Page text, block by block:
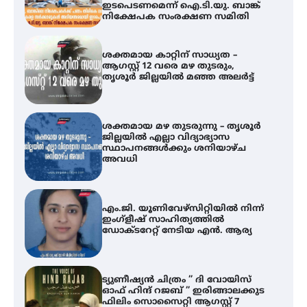
ശക്തമായ മഴ തുടരുന്നു – തൃശൂർ
ജില്ലയിൽ എല്ലാ വിദ്യാഭ്യാസ
സ്ഥാപനങ്ങൾക്കും ശനിയാഴ്ച
അവധി
എം.ജി. യൂണിവേഴ്‌സിറ്റിയിൽ നിന്ന്
ഇംഗ്ളീഷ് സാഹിത്യത്തിൽ
ഡോക്ടറേറ്റ് നേടിയ എൻ. ആര്യ
ട്യുണീഷ്യൻ ചിത്രം ” ദി വോയിസ്
ഓഫ് ഹിന്ദ് റജബ് ” ഇരിങ്ങാലക്കുട
ഫിലിം സൊസൈറ്റി ആഗസ്റ്റ് 7
വെള്ളിയാഴ്ച സ്‌ക്രീൻ ചെയ്യുന്നു
തിരനോട്ടം ‘അരങ്ങ് 2026’ ഉണർന്നു